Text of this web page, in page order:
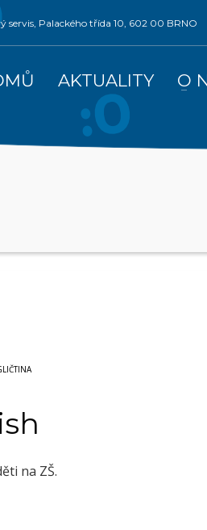
servis, Palackého třída 10, 602 00 BRNO
AKTUALITY O
na ZŠ.